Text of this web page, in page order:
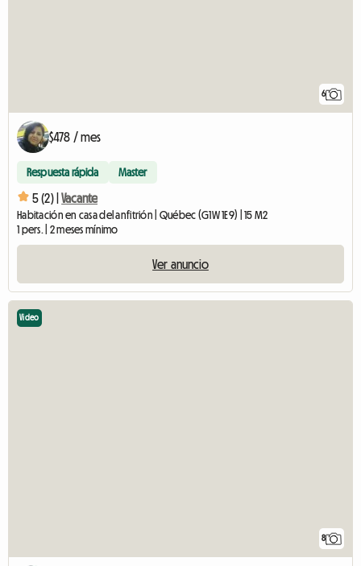
6
$478 / mes
Respuesta rápida Master
5 (2) | Vacante
Habitación en casa del anfitrión | Québec (G1W 1E9) | 15 M2
1 pers. | 2 meses mínimo
Ver anuncio
8
Video